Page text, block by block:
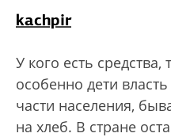
kachpir
У кого есть
особенно дети
части населения,
на хлеб. В стране